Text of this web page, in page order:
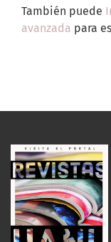
También puede
avanzada para